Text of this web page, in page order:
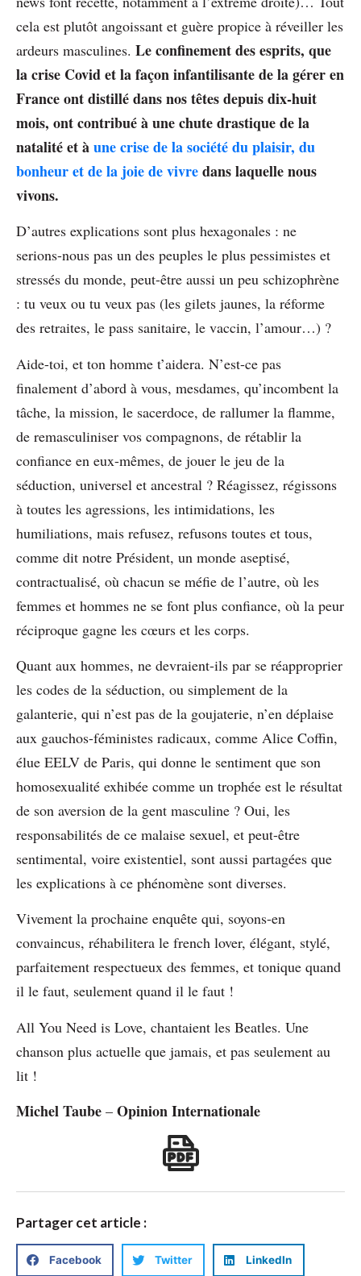
cela est plutôt angoissant et guère propice à réveiller les
ardeurs masculines. Le confinement des esprits, que
la crise Covid et la façon infantilisante de la gérer en
France ont distillé dans nos têtes depuis dix-huit
mois, ont contribué à une chute drastique de la
natalité et àune crise de la société du plaisir, du
bonheur et de la joie de vivredans laquelle nous
vivons.
D’autres explications sont plus hexagonales : ne
serions-nous pas un des peuples le plus pessimistes et
stressés du monde, peut-être aussi un peu schizophrène
: tu veux ou tu veux pas (les gilets jaunes, la réforme
des retraites, le pass sanitaire, le vaccin, l’amour…) ?
Aide-toi, et ton homme t’aidera. N’est-ce pas
finalement d’abord à vous, mesdames, qu’incombent la
tâche, la mission, le sacerdoce, de rallumer la flamme,
de remasculiniser vos compagnons, de rétablir la
confiance en eux-mêmes, de jouer le jeu de la
séduction, universel et ancestral ? Réagissez, régissons
à toutes les agressions, les intimidations, les
humiliations, mais refusez, refusons toutes et tous,
comme dit notre Président, un monde aseptisé,
contractualisé, où chacun se méfie de l’autre, où les
femmes et hommes ne se font plus confiance, où la peur
réciproque gagne les cœurs et les corps.
Quant aux hommes, ne devraient-ils par se réapproprier
les codes de la séduction, ou simplement de la
galanterie, qui n’est pas de la goujaterie, n’en déplaise
aux gauchos-féministes radicaux, comme Alice Coffin,
élue EELV de Paris, qui donne le sentiment que son
homosexualité exhibée comme un trophée est le résultat
de son aversion de la gent masculine ? Oui, les
responsabilités de ce malaise sexuel, et peut-être
sentimental, voire existentiel, sont aussi partagées que
les explications à ce phénomène sont diverses.
Vivement la prochaine enquête qui, soyons-en
convaincus, réhabilitera le french lover, élégant, stylé,
parfaitement respectueux des femmes, et tonique quand
il le faut, seulement quand il le faut !
All You Need is Love, chantaient les Beatles. Une
chanson plus actuelle que jamais, et pas seulement au
lit !
Michel Taube – Opinion Internationale
Partager cet article :
Facebook Twitter LinkedIn